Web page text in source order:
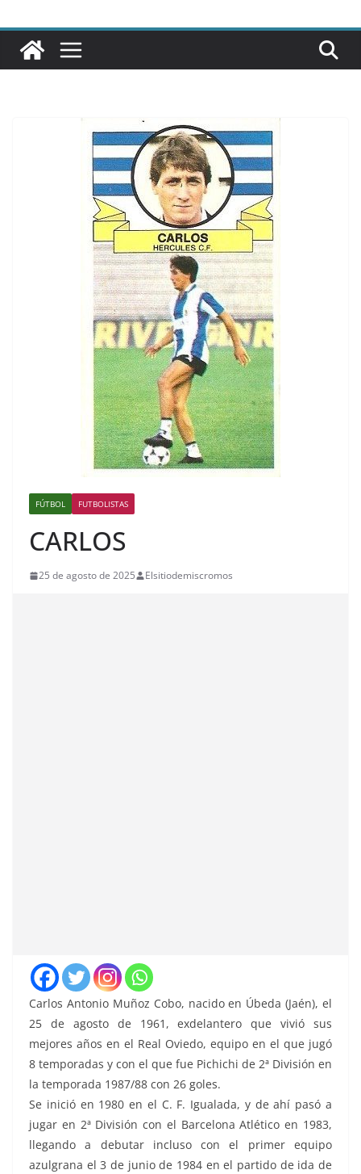
FÚTBOL FUTBOLISTAS
CARLOS
25 de agosto de 2025 Elsitiodemiscromos
Carlos Antonio Muñoz Cobo, nacido en Úbeda (Jaén), el
25 de agosto de 1961, exdelantero que vivió sus
mejores años en el Real Oviedo, equipo en el que jugó
8 temporadas y con el que fue Pichichi de 2ª División en
la temporada 1987/88 con 26 goles.
Se inició en 1980 en el C. F. Igualada, y de ahí pasó a
jugar en 2ª División con el Barcelona Atlético en 1983,
llegando a debutar incluso con el primer equipo
azulgrana el 3 de junio de 1984 en el partido de ida de